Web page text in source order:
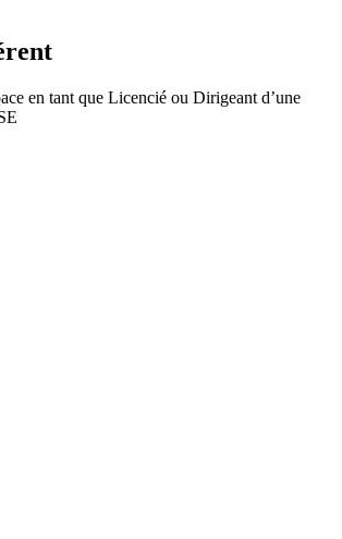
en tant que Licencié ou Dirigeant d’une